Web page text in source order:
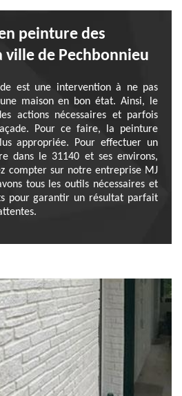
peinture des
ville de Pechbonnieu
est une intervention à ne pas
maison en bon état. Ainsi, le
actions nécessaires et parfois
Pour ce faire, la peinture
appropriée. Pour effectuer un
dans le 31140 et ses environs,
compter sur notre entreprise MJ
tous les outils nécessaires et
pour garantir un résultat parfait